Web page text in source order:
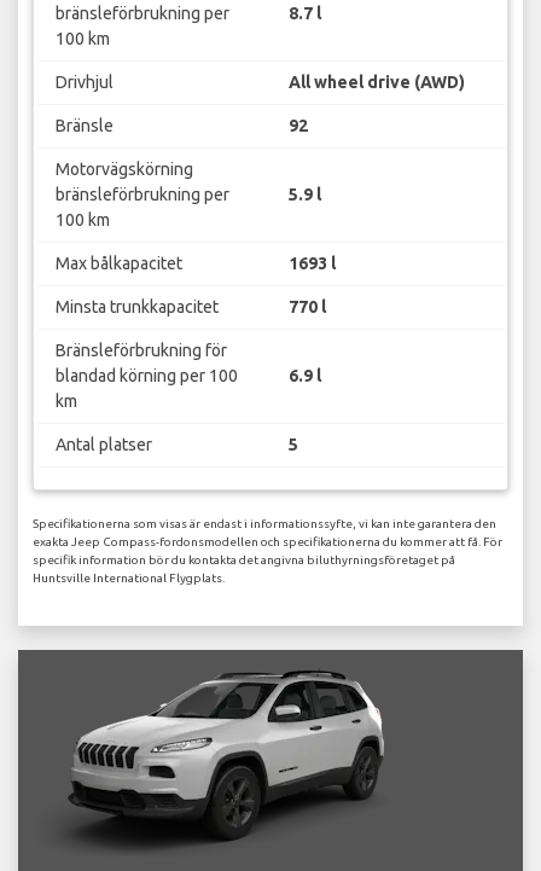
bränsleförbrukning per
100 km
8.7 l
Drivhjul All wheel drive (AWD)
Bränsle 92
Motorvägskörning
bränsleförbrukning per
100 km
5.9 l
Max bålkapacitet 1693 l
Minsta trunkkapacitet 770 l
Bränsleförbrukning för
blandad körning per 100
km
6.9 l
Antal platser 5
Specifikationerna som visas är endast i informationssyfte, vi kan inte garantera den
exakta Jeep Compass-fordonsmodellen och specifikationerna du kommer att få. För
specifik information bör du kontakta det angivna biluthyrningsföretaget på
Huntsville International Flygplats.